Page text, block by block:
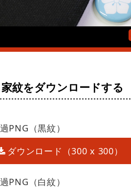
紋をダウンロードする
PNG（黒紋）
ダウンロード（300 x 300）
PNG（白紋）